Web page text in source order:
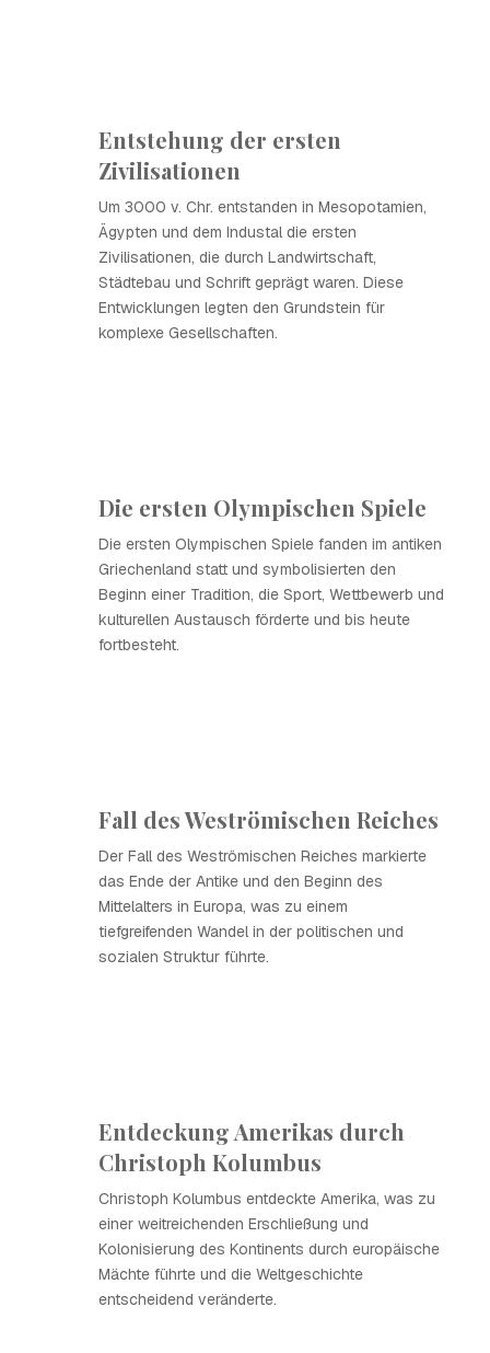
Entstehung der ersten
Zivilisationen
Um 3000 v. Chr. entstanden in Mesopotamien,
Ägypten und dem Industal die ersten
Zivilisationen, die durch Landwirtschaft,
Städtebau und Schrift geprägt waren. Diese
Entwicklungen legten den Grundstein für
komplexe Gesellschaften.
Die ersten Olympischen Spiele
Die ersten Olympischen Spiele fanden im antiken
Griechenland statt und symbolisierten den
Beginn einer Tradition, die Sport, Wettbewerb und
kulturellen Austausch förderte und bis heute
fortbesteht.
Fall des Weströmischen Reiches
Der Fall des Weströmischen Reiches markierte
das Ende der Antike und den Beginn des
Mittelalters in Europa, was zu einem
tiefgreifenden Wandel in der politischen und
sozialen Struktur führte.
Entdeckung Amerikas durch
Christoph Kolumbus
Christoph Kolumbus entdeckte Amerika, was zu
einer weitreichenden Erschließung und
Kolonisierung des Kontinents durch europäische
Mächte führte und die Weltgeschichte
entscheidend veränderte.